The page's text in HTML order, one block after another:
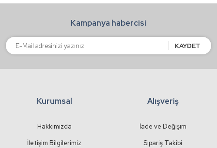
Ürün fiyatı diğer sitelerden daha pahalı.
Bu ürüne benzer farklı alternatifler olmalı.
Kampanya habercisi
KAYDET
Kurumsal
Hakkımızda
İletişim Bilgilerimiz
Alışveriş
İade ve Değişim
Sipariş Takibi